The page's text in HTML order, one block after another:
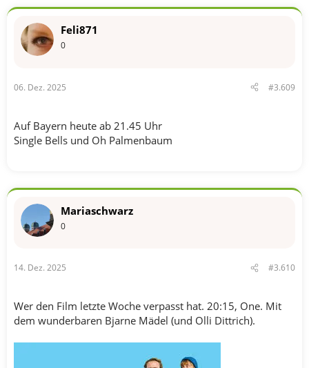
Feli871
0
06. Dez. 2025 #3.609
Auf Bayern heute ab 21.45 Uhr
Single Bells und Oh Palmenbaum
Mariaschwarz
0
14. Dez. 2025 #3.610
Wer den Film letzte Woche verpasst hat. 20:15, One. Mit
dem wunderbaren Bjarne Mädel (und Olli Dittrich).